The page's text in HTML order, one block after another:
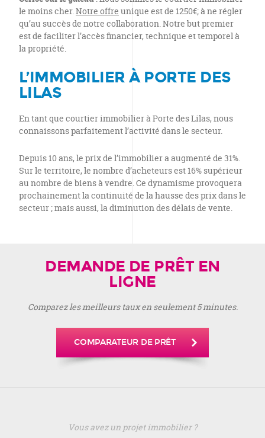
le moins cher.Notre offre unique est de 1250€; à ne régler
qu’au succès de notre collaboration. Notre but premier
est de faciliter l’accès financier, technique et temporel à
la propriété.
L’IMMOBILIER À PORTE DES
LILAS
En tant que courtier immobilier à Porte des Lilas, nous
connaissons parfaitement l’activité dans le secteur.
Depuis 10 ans, le prix de l’immobilier a augmenté de 31%.
Sur le territoire, le nombre d’acheteurs est 16% supérieur
au nombre de biens à vendre. Ce dynamisme provoquera
prochainement la continuité de la hausse des prix dans le
secteur ; mais aussi, la diminution des délais de vente.
DEMANDE DE PRÊT EN
LIGNE
Comparez les meilleurs taux en seulement 5 minutes.
COMPARATEUR DE PRÊT
Vous avez un projet immobilier ?